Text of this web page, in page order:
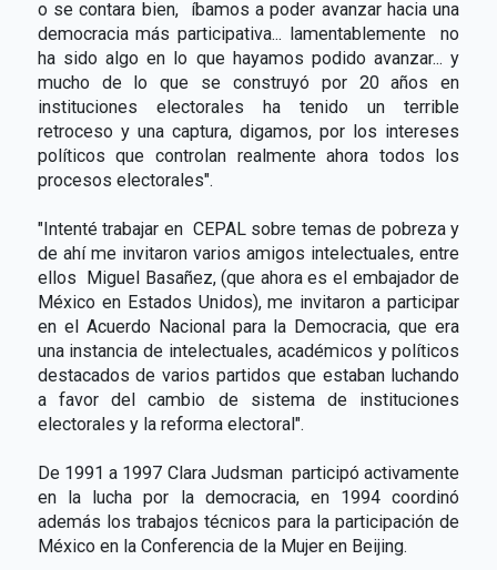
o se contara bien, íbamos a poder avanzar hacia una
democracia más participativa... lamentablemente no
ha sido algo en lo que hayamos podido avanzar... y
mucho de lo que se construyó por 20 años en
instituciones electorales ha tenido un terrible
retroceso y una captura, digamos, por los intereses
políticos que controlan realmente ahora todos los
procesos electorales".
"Intenté trabajar en CEPAL sobre temas de pobreza y
de ahí me invitaron varios amigos intelectuales, entre
ellos Miguel Basañez, (que ahora es el embajador de
México en Estados Unidos), me invitaron a participar
en el Acuerdo Nacional para la Democracia, que era
una instancia de intelectuales, académicos y políticos
destacados de varios partidos que estaban luchando
a favor del cambio de sistema de instituciones
electorales y la reforma electoral".
De 1991 a 1997 Clara Judsman participó activamente
en la lucha por la democracia, en 1994 coordinó
además los trabajos técnicos para la participación de
México en la Conferencia de la Mujer en Beijing.